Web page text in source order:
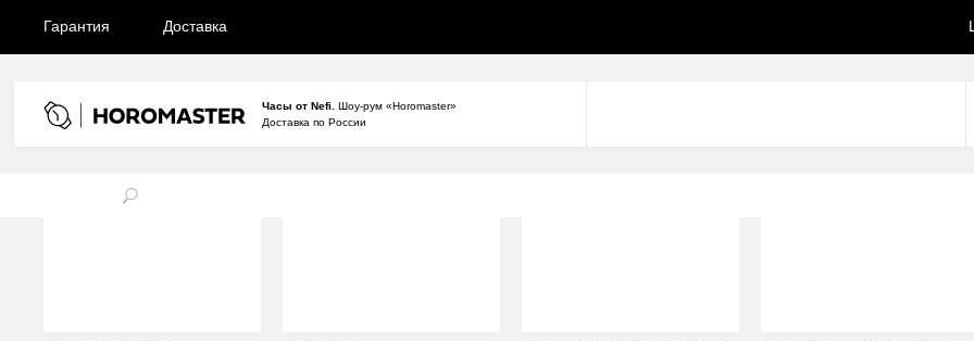
Гарантия Доставка
Часы от Nefi.
Шоу-рум «Horomaster»
Доставка по России